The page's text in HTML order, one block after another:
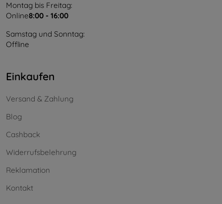
Montag bis Freitag:
Online8:00 - 16:00
Samstag und Sonntag:
Offline
Einkaufen
Versand & Zahlung
Blog
Cashback
Widerrufsbelehrung
Reklamation
Kontakt